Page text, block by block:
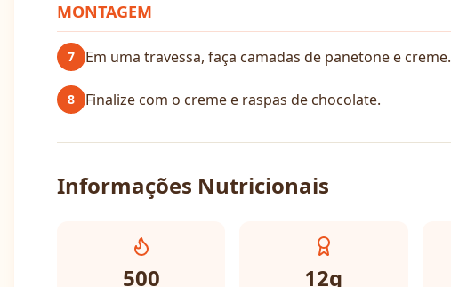
MONTAGEM
7 Em uma travessa, faça camadas de panetone e creme.
8 Finalize com o creme e raspas de chocolate.
Informações Nutricionais
500 12g